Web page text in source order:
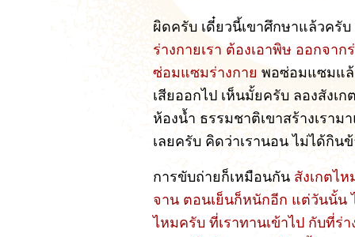
ผิดครับ เดี๋ยวนี้เขาศึกษาแล้วครับ
ร่างกายเรา ต้องเอาพิษ ออกจา
ซ่อมแซมร่างกาย พอซ่อมแซมแล้
เสียออกไป เห็นมั้ยครับ ลองสังเ
ห้องน้ำ ธรรมชาติเขาสร้างเรา
เลยครับ คิดว่าเรานอน ไม่ได้กิน
การขับถ่ายก็เหมือนกัน สังเกตไ
จาน ตอนเย็นก็หนักอีก แต่วันนั้น
ไหมครับ ที่เราทานเข้าไป กับที่ร่